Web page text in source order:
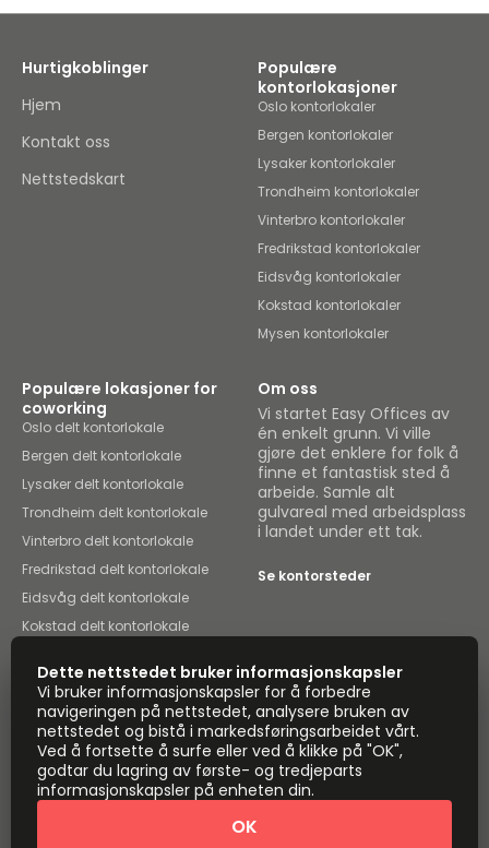
Hurtigkoblinger
Hjem
Kontakt oss
Nettstedskart
Populære
kontorlokasjoner
Oslo kontorlokaler
Bergen kontorlokaler
Lysaker kontorlokaler
Trondheim kontorlokaler
Vinterbro kontorlokaler
Fredrikstad kontorlokaler
Eidsvåg kontorlokaler
Kokstad kontorlokaler
Mysen kontorlokaler
Populære lokasjoner for
coworking
Oslo delt kontorlokale
Bergen delt kontorlokale
Lysaker delt kontorlokale
Trondheim delt kontorlokale
Vinterbro delt kontorlokale
Fredrikstad delt kontorlokale
Eidsvåg delt kontorlokale
Kokstad delt kontorlokale
Om oss
Vi startet Easy Offices av
én enkelt grunn. Vi ville
gjøre det enklere for folk å
finne et fantastisk sted å
arbeide. Samle alt
gulvareal med arbeidsplass
i landet under ett tak.
Se kontorsteder
Instant Offices Coworker
The Instant Group Coworking Insights
Coworkintel Davinci Meeting Rooms
Davinci Virtual Incendium
Dette nettstedet bruker informasjonskapsler
Vi bruker informasjonskapsler for å forbedre
navigeringen på nettstedet, analysere bruken av
nettstedet og bistå i markedsføringsarbeidet vårt.
Ved å fortsette å surfe eller ved å klikke på "OK",
godtar du lagring av første- og tredjeparts
informasjonskapsler på enheten din.
OK